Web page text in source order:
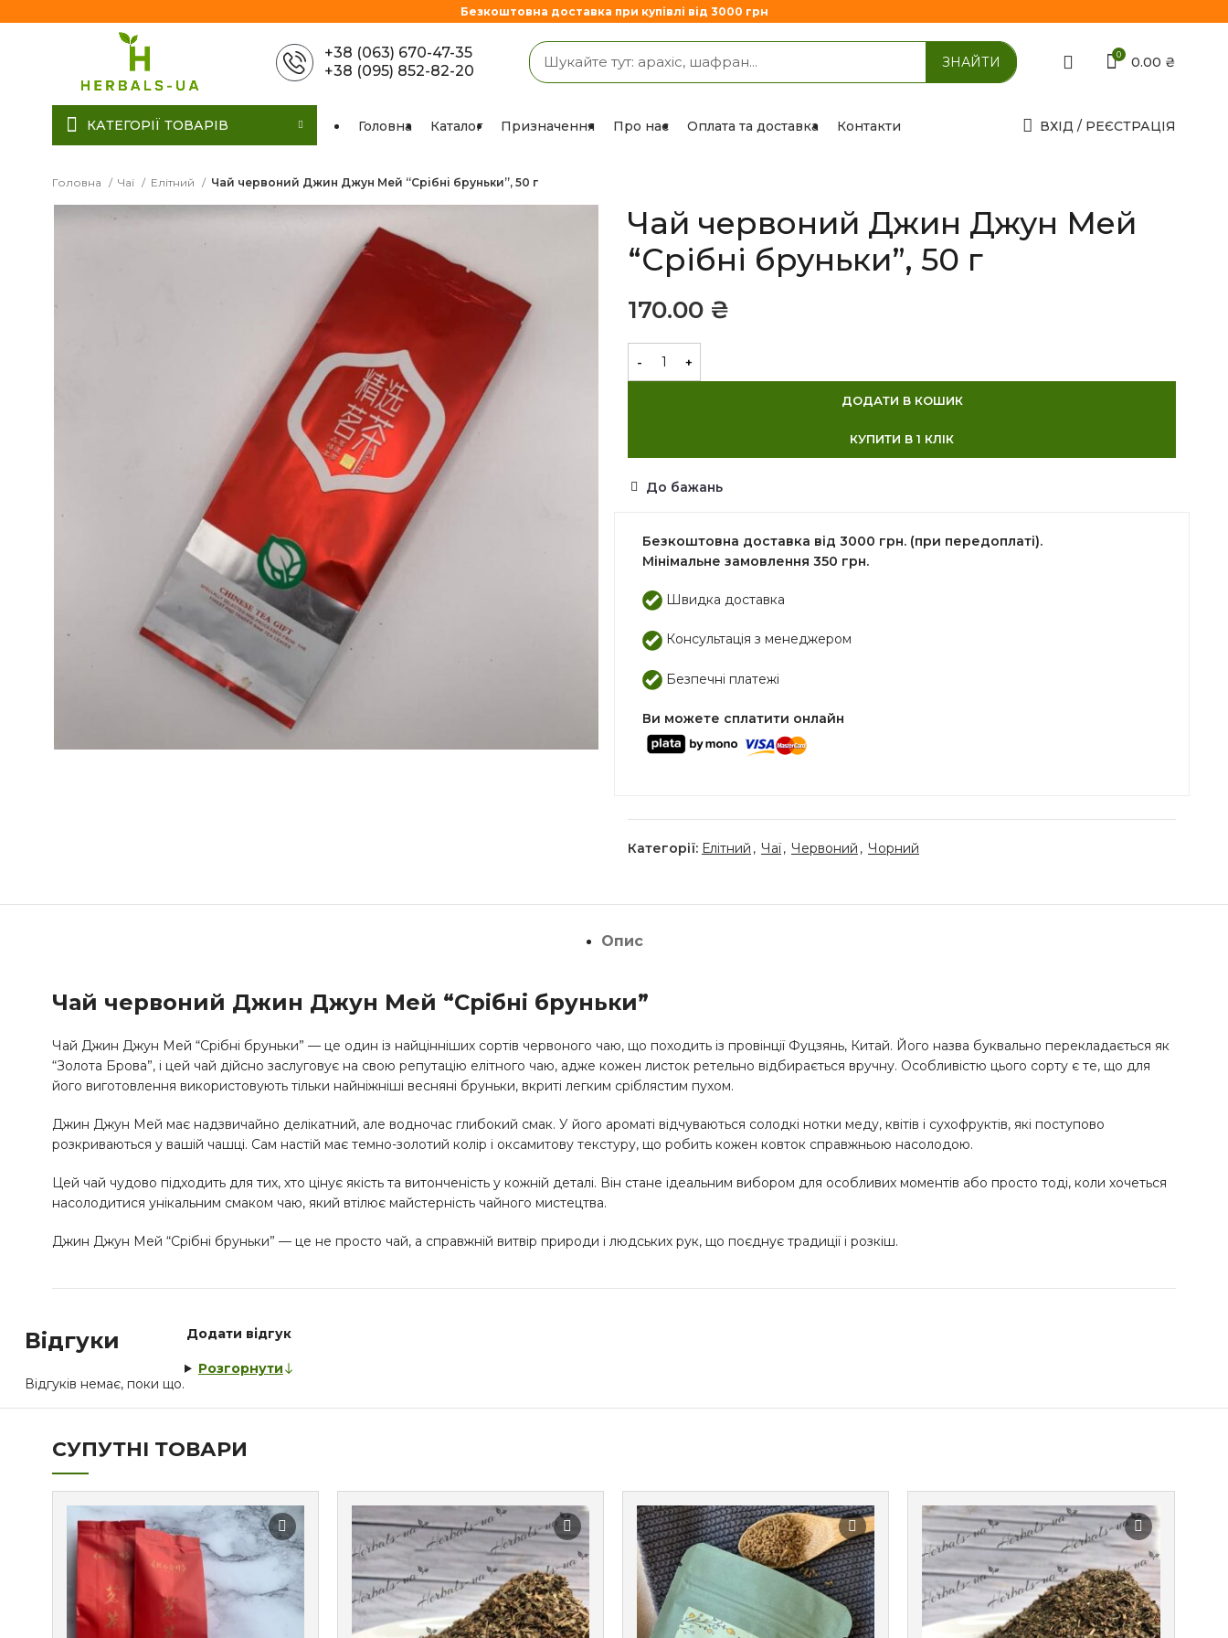
+38 (063) 670-47-35
+38 (095) 852-82-20
0 0.00 ₴
КАТЕГОРІЇ ТОВАРІВ Головна Каталог Призначення Про нас Оплата та доставка Контакти ВХІД / РЕЄСТРАЦІЯ
Головна Чаї Елітний Чай червоний Джин Джун Мей “Срібні бруньки”, 50 г
Чай червоний Джин Джун Мей
“Срібні бруньки”, 50 г
₴
ДОДАТИ В КОШИК
КУПИТИ В 1 КЛІК
Безкоштовна доставка від 3000 грн. (при передоплаті).
Мінімальне замовлення 350 грн.
Швидка доставка
Консультація з менеджером
Безпечні платежі
Ви можете сплатити онлайн
До бажань
Категорії: Елітний , Чаї, Червоний , Чорний
СУПУТНІ ТОВАРИ
Опис
Чай червоний Джин Джун Мей “Срібні бруньки”
Чай Джин Джун Мей “Срібні бруньки” — це один із найцінніших сортів червоного чаю, що походить із провінції Фуцзянь, Китай. Його назва буквально перекладається як
“Золота Брова”, і цей чай дійсно заслуговує на свою репутацію елітного чаю, адже кожен листок ретельно відбирається вручну. Особливістю цього сорту є те, що для
його виготовлення використовують тільки найніжніші весняні бруньки, вкриті легким сріблястим пухом.
Джин Джун Мей має надзвичайно делікатний, але водночас глибокий смак. У його ароматі відчуваються солодкі нотки меду, квітів і сухофруктів, які поступово
розкриваються у вашій чашці. Сам настій має темно-золотий колір і оксамитову текстуру, що робить кожен ковток справжньою насолодою.
Цей чай чудово підходить для тих, хто цінує якість та витонченість у кожній деталі. Він стане ідеальним вибором для особливих моментів або просто тоді, коли хочеться
насолодитися унікальним смаком чаю, який втілює майстерність чайного мистецтва.
Джин Джун Мей “Срібні бруньки” — це не просто чай, а справжній витвір природи і людських рук, що поєднує традиції і розкіш.
Відгуки
Відгуків немає, поки що.
Додати відгук
Розгорнути
Безкоштовна доставка при купівлі від 3000 грн